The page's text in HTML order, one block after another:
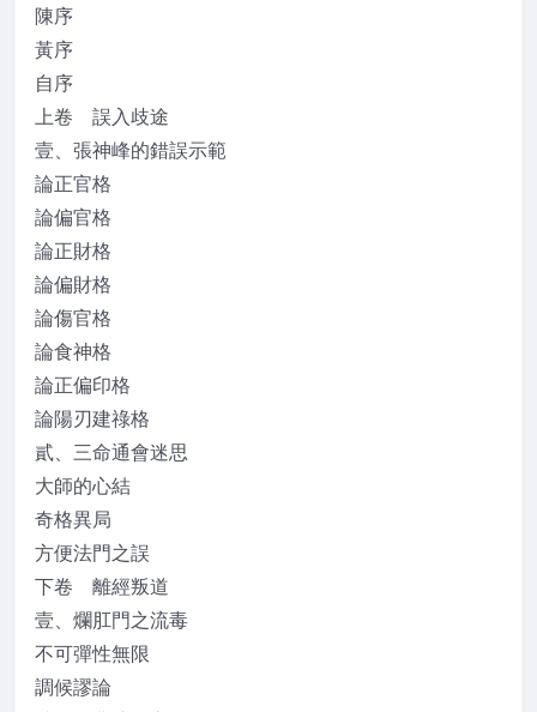
陳序
黃序
自序
上卷 誤入歧途
壹、張神峰的錯誤示範
論正官格
論偏官格
論正財格
論偏財格
論傷官格
論食神格
論正偏印格
論陽刃建祿格
貳、三命通會迷思
大師的心結
奇格異局
方便法門之誤
下卷 離經叛道
壹、爛肛門之流毒
不可彈性無限
調候謬論